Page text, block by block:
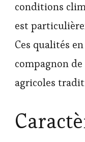
conditions
est
Ces qualités
compagnon
agricoles